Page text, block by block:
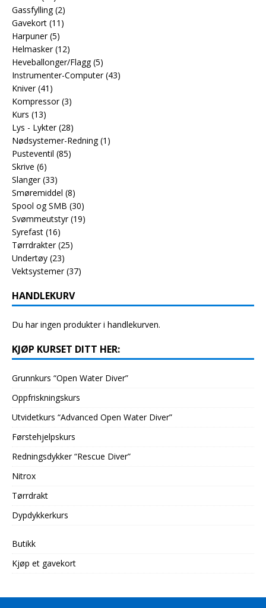
Gassfylling (2)
Gavekort (11)
Harpuner (5)
Helmasker (12)
Heveballonger/Flagg (5)
Instrumenter-Computer (43)
Kniver (41)
Kompressor (3)
Kurs (13)
Lys - Lykter (28)
Nødsystemer-Redning (1)
Pusteventil (85)
Skrive (6)
Slanger (33)
Smøremiddel (8)
Spool og SMB (30)
Svømmeutstyr (19)
Syrefast (16)
Tørrdrakter (25)
Undertøy (23)
Vektsystemer (37)
HANDLEKURV
Du har ingen produkter i handlekurven.
KJØP KURSET DITT HER:
Grunnkurs “Open Water Diver”
Oppfriskningskurs
Utvidetkurs “Advanced Open Water Diver”
Førstehjelpskurs
Redningsdykker “Rescue Diver”
Nitrox
Tørrdrakt
Dypdykkerkurs
Butikk
Kjøp et gavekort